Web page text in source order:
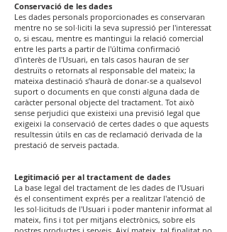
Conservació de les dades
Les dades personals proporcionades es conservaran
mentre no se sol·liciti la seva supressió per l'interessat
o, si escau, mentre es mantingui la relació comercial
entre les parts a partir de l'última confirmació
d'interès de l'Usuari, en tals casos hauran de ser
destruïts o retornats al responsable del mateix; la
mateixa destinació s’haurà de donar-se a qualsevol
suport o documents en que consti alguna dada de
caràcter personal objecte del tractament. Tot això
sense perjudici que existeixi una previsió legal que
exigeixi la conservació de certes dades o que aquests
resultessin útils en cas de reclamació derivada de la
prestació de serveis pactada.
Legitimació per al tractament de dades
La base legal del tractament de les dades de l'Usuari
és el consentiment exprés per a realitzar l'atenció de
les sol·licituds de l'Usuari i poder mantenir informat al
mateix, fins i tot per mitjans electrònics, sobre els